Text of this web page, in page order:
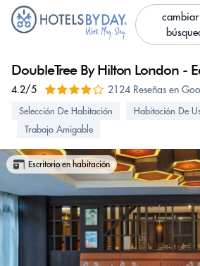
DoubleTree By Hilton London -
4.2/5 2124 Reseñas en
Selección De Habitación
Habitación De
Trabajo Amigable
Escritorio en habitación